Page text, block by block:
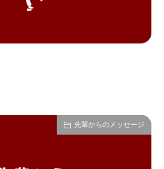
先輩からのメッセージ